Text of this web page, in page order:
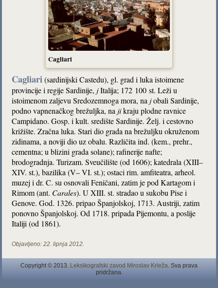
Cagliari
Cagliari(sardinijski Castedu), gl. grad i luka istoimene
provincije i regije Sardinije, jItalija; 172 100 st. Leži u
istoimenom zaljevu Sredozemnoga mora, na jobali Sardinije,
podno vapnenačkog brežuljka, na jikraju plodne ravnice
Campidano. Gosp. i kult. središte Sardinije. Želj. i cestovno
križište. Zračna luka. Stari dio grada na brežuljku okruženom
zidinama, a noviji dio uz obalu. Različita ind. (kem., prehr.,
cementna; u blizini grada solane); rafinerije nafte;
brodogradnja. Turizam. Sveučilište (od 1606); katedrala (XIII–
XIV. st.), bazilika (V– VI. st.); ostaci rim. amfiteatra, arheol.
muzej i dr. C. su osnovali Feničani, zatim je pod Kartagom i
Rimom (ant. Carales). U XIII. st. stradao u sukobu Pise i
Genove. God. 1326. pripao Španjolskoj, 1713. Austriji, zatim
ponovno Španjolskoj. Od 1718. pripada Pijemontu, a poslije
Italiji (od 1861).
Objavljeno: 22. lipnja 2012.
Copyright © 2013. Leksikografski zavod Miroslav Krleža . Sva prava
pridržana.